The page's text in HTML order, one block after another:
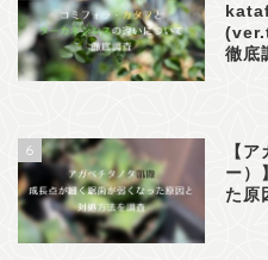
徹底
6
【
ー）
た原